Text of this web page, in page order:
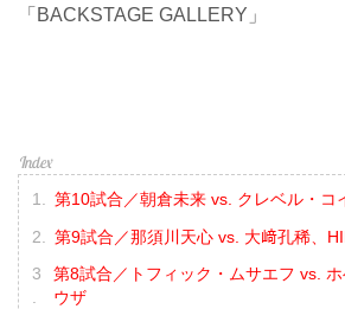
「BACKSTAGE GALLERY」
第10試合／朝倉未来 vs. クレベル・コ
第9試合／那須川天心 vs. 大﨑孔稀、
第8試合／トフィック・ムサエフ vs.
ウザ